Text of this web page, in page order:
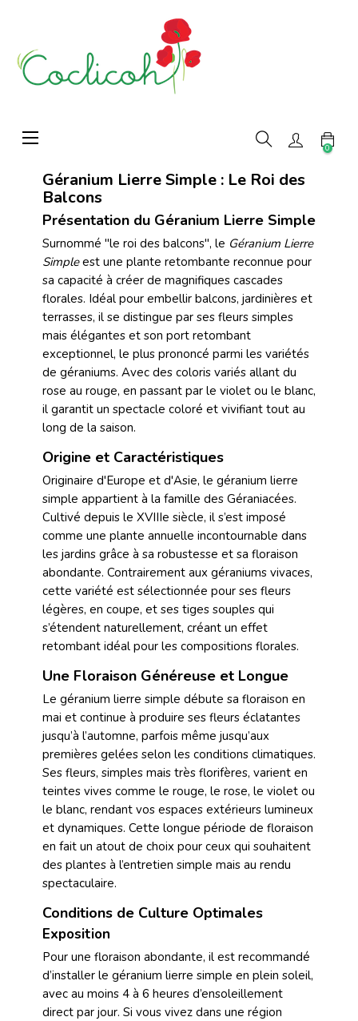
Basculer
la
☰
0
Géranium Lierre Simple : Le Roi des
Balcons
Présentation du Géranium Lierre Simple
Surnommé "le roi des balcons", le Géranium Lierre
Simpleest une plante retombante reconnue pour
sa capacité à créer de magnifiques cascades
florales. Idéal pour embellir balcons, jardinières et
terrasses, il se distingue par ses fleurs simples
mais élégantes et son port retombant
exceptionnel, le plus prononcé parmi les variétés
de géraniums. Avec des coloris variés allant du
rose au rouge, en passant par le violet ou le blanc,
il garantit un spectacle coloré et vivifiant tout au
long de la saison.
Origine et Caractéristiques
Originaire d'Europe et d'Asie, le géranium lierre
simple appartient à la famille des Géraniacées.
Cultivé depuis le XVIIIe siècle, il s’est imposé
comme une plante annuelle incontournable dans
les jardins grâce à sa robustesse et sa floraison
abondante. Contrairement aux géraniums vivaces,
cette variété est sélectionnée pour ses fleurs
légères, en coupe, et ses tiges souples qui
s’étendent naturellement, créant un effet
retombant idéal pour les compositions florales.
Une Floraison Généreuse et Longue
Le géranium lierre simple débute sa floraison en
mai et continue à produire ses fleurs éclatantes
jusqu’à l’automne, parfois même jusqu’aux
premières gelées selon les conditions climatiques.
Ses fleurs, simples mais très florifères, varient en
teintes vives comme le rouge, le rose, le violet ou
le blanc, rendant vos espaces extérieurs lumineux
et dynamiques. Cette longue période de floraison
en fait un atout de choix pour ceux qui souhaitent
des plantes à l’entretien simple mais au rendu
spectaculaire.
Conditions de Culture Optimales
Exposition
Pour une floraison abondante, il est recommandé
d’installer le géranium lierre simple en plein soleil,
avec au moins 4 à 6 heures d’ensoleillement
direct par jour. Si vous vivez dans une région